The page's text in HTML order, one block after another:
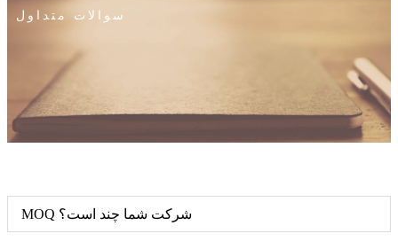
سوالات متداول
MOQ شرکت شما چند است؟